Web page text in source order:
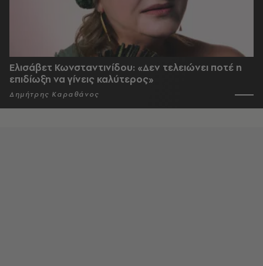
Ελισάβετ Κωνσταντινίδου: «Δεν τελειώνει ποτέ η
επιδίωξη να γίνεις καλύτερος»
Δημήτρης Καραθάνος